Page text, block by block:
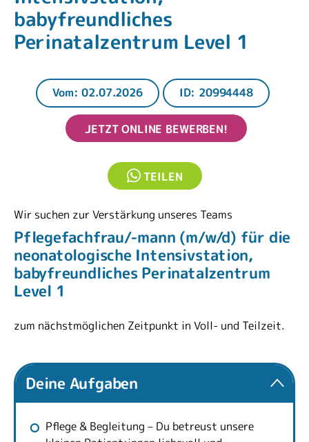
babyfreundliches
Perinatalzentrum Level 1
Vom: 02.07.2026 ID: 20994448
JETZT ONLINE BEWERBEN!
TEILEN
Wir suchen zur Verstärkung unseres Teams
Pflegefachfrau/-mann (m/w/d) für die
neonatologische Intensivstation,
babyfreundliches Perinatalzentrum
Level 1
zum nächstmöglichen Zeitpunkt in Voll- und Teilzeit.
Deine Aufgaben
Pflege & Begleitung – Du betreust unsere